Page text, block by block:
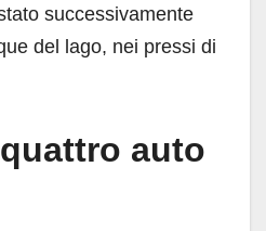
successivamente
del lago, nei pressi di
auto